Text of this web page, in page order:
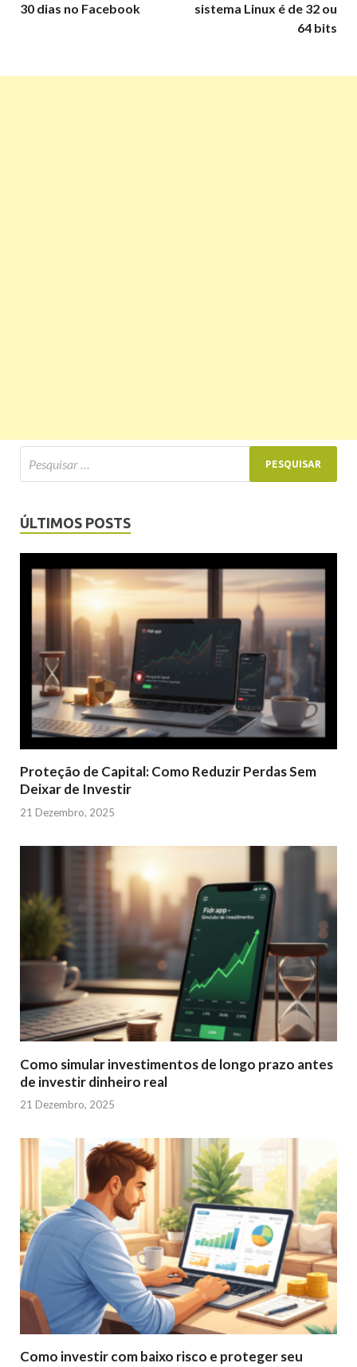
30 dias no Facebook
sistema Linux é de 32 ou
64 bits
ÚLTIMOS POSTS
Proteção de Capital: Como Reduzir Perdas Sem
Deixar de Investir
21 Dezembro, 2025
Como simular investimentos de longo prazo antes
de investir dinheiro real
21 Dezembro, 2025
Como investir com baixo risco e proteger seu